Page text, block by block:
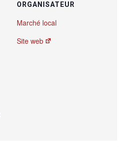
ORGANISATEUR
Marché local
Site web